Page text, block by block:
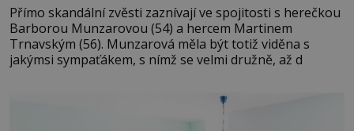
Přímo skandální zvěsti zaznívají ve spojitosti s herečkou
Barborou Munzarovou (54) a hercem Martinem
Trnavským (56). Munzarová měla být totiž viděna s
jakýmsi sympaťákem, s nímž se velmi družně, až d